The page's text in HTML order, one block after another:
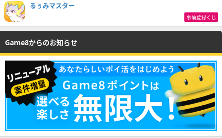
るぅみマスター
事前登録くじ
Game8からのお知らせ